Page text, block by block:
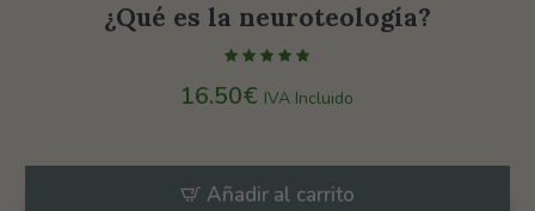
¿Qué es la neuroteología?
16.50€ IVA Incluido
Añadir al carrito